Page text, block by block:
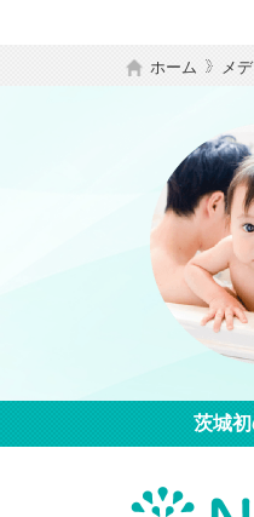
ホーム メ
茨城